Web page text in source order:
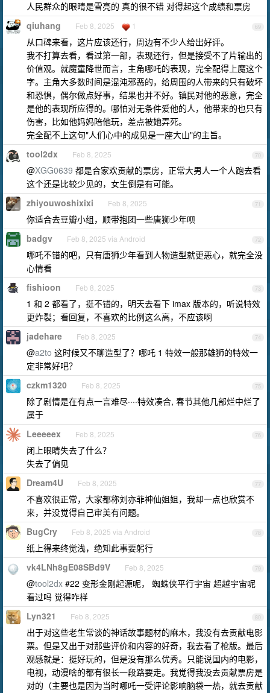
人民群众的眼睛是雪亮的 真的很不错 对得起这个成绩和票房
69
qiuhang Feb 8, 2025 1
从口碑来看，这片应该还行，周边有不少人给出好评。
我不打算去看，看过第一部，表现还行，但是接受不了片输出的
价值观。就魔童降世而言，主角哪吒的表现，完全配得上魔这个
字。主角大多数时间是混沌邪恶的，给周围的人带来的只有破坏
和恐惧，偶尔做点好事，结果也并不好。镇民对他的恶意，完全
是他的表现所应得的。哪怕对无条件爱他的人，他带来的也只有
伤害，比如他妈妈陪他玩，差点被她弄死。
完全配不上这句"人们心中的成见是一座大山"的主旨。
70
tool2dx Feb 8, 2025
@XGG0639 都是合家欢贡献的票房，正常大男人一个人跑去看
这个还是比较少见的，女生倒是有可能。
71
zhiyouwoshixixi Feb 8, 2025
你适合去豆瓣小组，顺带抱团一些唐狮少年呗
72
badgv Feb 8, 2025 via Android
哪吒不错的吧，只有唐狮少年看到人物造型就更恶心，就完全没
心情看
73
fishioon Feb 8, 2025
1 和 2 都看了，挺不错的，明天去看下 imax 版本的，听说特效
更炸裂；看回复，不喜欢的比例这么高，不应该啊
74
jadehare Feb 8, 2025
@a2to 这时候又不聊造型了？哪吒 1 特效一般那雄狮的特效一
定非常好吧？
75
czkm1320 Feb 8, 2025
除了剧情是在有点一言难尽····特效凑合, 春节其他几部烂中烂了
属于
76
Leeeeex Feb 8, 2025
闭上眼睛失去了什么？
失去了偏见
77
Dream4U Feb 8, 2025
不喜欢很正常，大家都称刘亦菲神仙姐姐，我却一点也欣赏不
来，并没觉得自己审美有问题。
78
BugCry Feb 8, 2025 via Android
纸上得来终觉浅，绝知此事要躬行
79
vk4LNh8gE08SBd9V Feb 8, 2025
@tool2dx #22 变形金刚起源呢， 蜘蛛侠平行宇宙 超越宇宙呢
看过吗 觉得咋样
80
Lyn321 Feb 8, 2025
出于对这些老生常谈的神话故事题材的麻木，我没有去贡献电影
票。但是又出于对那些评价和内容的好奇，我去看了枪版。最后
观感就是：挺好玩的，但是没有那么优秀。只能说国内的电影，
电视，动漫啥的都有很长一段路要走。我觉得我没去贡献票房是
对的（主要也是因为当时哪吒一受评论影响脑袋一热，就去贡献